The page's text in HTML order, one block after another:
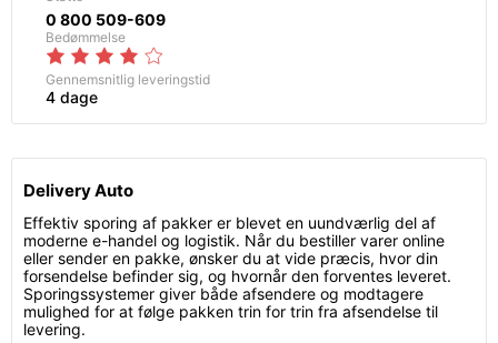
0 800 509-609
Bedømmelse
Gennemsnitlig leveringstid
4 dage
Delivery Auto
Effektiv sporing af pakker er blevet en uundværlig del af
moderne e-handel og logistik. Når du bestiller varer online
eller sender en pakke, ønsker du at vide præcis, hvor din
forsendelse befinder sig, og hvornår den forventes leveret.
Sporingssystemer giver både afsendere og modtagere
mulighed for at følge pakken trin for trin fra afsendelse til
levering.